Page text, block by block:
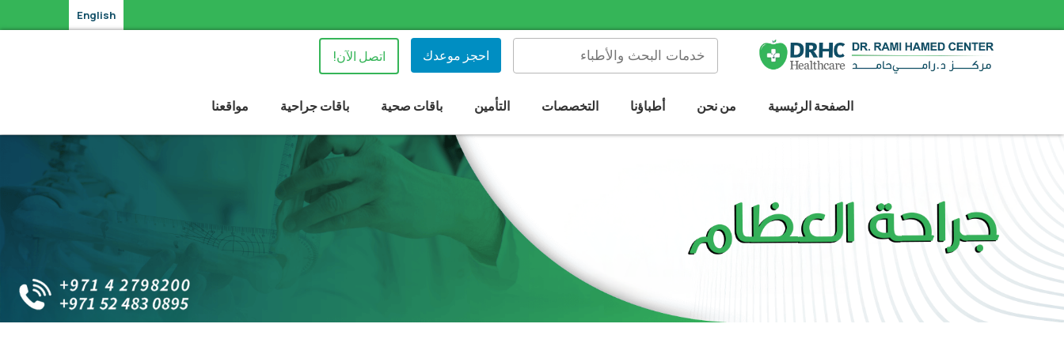
English
احجز موعدك اتصل الآن!
الصفحة الرئيسية من نحن أطباؤنا التخصصات التأمين باقات صحية باقات جراحية مواقعنا